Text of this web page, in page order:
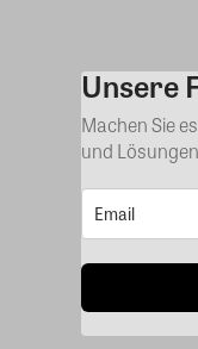
Unsere
Machen Sie
und